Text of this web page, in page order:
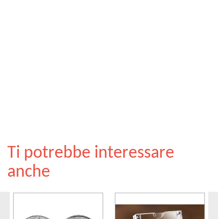
Ti potrebbe interessare
anche